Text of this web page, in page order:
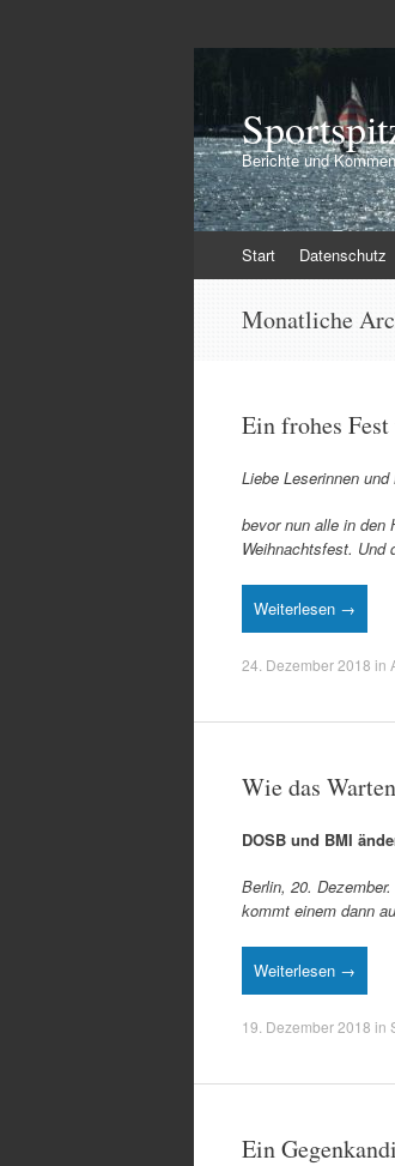
Berichte und
Inhalt
Start Datenschutz
Monatliche
Ein frohes Fest
Liebe Leserinnen und
bevor nun alle in den
Weihnachtsfest. Und
Weiterlesen →
24. Dezember 2018 in
Wie das
DOSB und BMI
Berlin, 20.
kommt einem dann
Weiterlesen →
19. Dezember 2018 in
Ein